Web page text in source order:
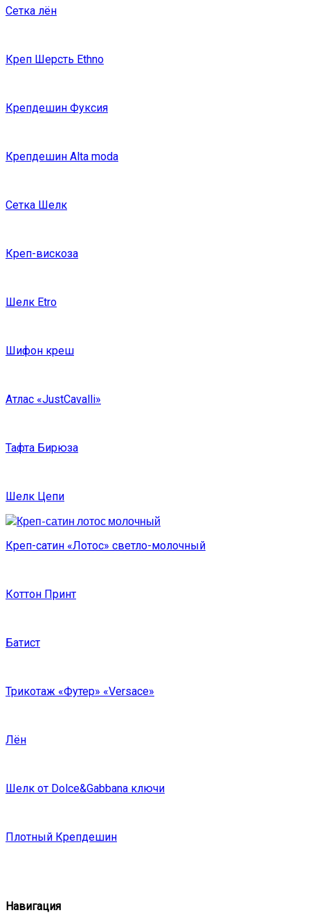
Сетка лён
Креп Шерсть Ethno
Крепдешин Фуксия
Крепдешин Alta moda
Сетка Шелк
Креп-вискоза
Шелк Etro
Шифон креш
Атлас «JustCavalli»
Тафта Бирюза
Шелк Цепи
Креп-сатин «Лотос» светло-молочный
Коттон Принт
Батист
Трикотаж «Футер» «Versace»
Лён
Шелк от Dolce&Gabbana ключи
Плотный Крепдешин
Навигация